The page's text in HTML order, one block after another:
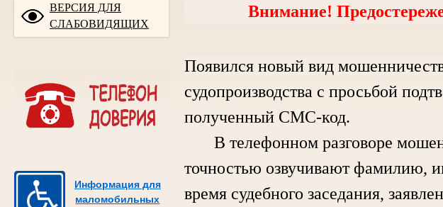
ВЕРСИЯ ДЛЯ
СЛАБОВИДЯЩИХ
Информация для
маломобильных
Внимание!
Появился новый вид
судопроизводства с просьбой
полученный СМС-код.
В телефонном разговоре
точностью озвучивают фамилию,
время судебного заседания,